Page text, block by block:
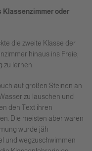
Klassenzimmer oder
die zweite Klasse der
hinaus ins Freie,
zu lernen.
auf großen Steinen an
zu lauschen und
den Text ihren
Die meisten aber waren
wurde jäh
und wegzuschwimmen